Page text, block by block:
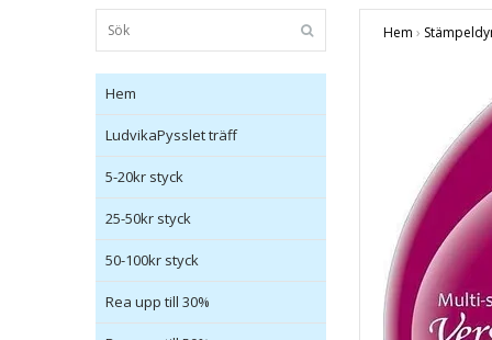
Hem
LudvikaPysslet träff
5-20kr styck
25-50kr styck
50-100kr styck
Rea upp till 30%
Hem ›